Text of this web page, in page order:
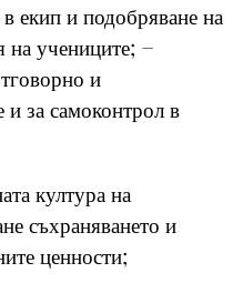
екип и подобряване на
на учениците; −
и
за самоконтрол в
култура на
съхраняването и
ценности;